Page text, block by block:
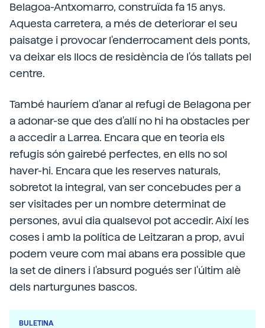
Belagoa-Antxomarro, construïda fa 15 anys.
Aquesta carretera, a més de deteriorar el seu
paisatge i provocar l'enderrocament dels ponts,
va deixar els llocs de residència de l'ós tallats pel
centre.
També hauríem d'anar al refugi de Belagona per
a adonar-se que des d'allí no hi ha obstacles per
a accedir a Larrea. Encara que en teoria els
refugis són gairebé perfectes, en ells no sol
haver-hi. Encara que les reserves naturals,
sobretot la integral, van ser concebudes per a
ser visitades per un nombre determinat de
persones, avui dia qualsevol pot accedir. Així les
coses i amb la política de Leitzaran a prop, avui
podem veure com mai abans era possible que
la set de diners i l'absurd pogués ser l'últim alè
dels narturgunes bascos.
BULETINA